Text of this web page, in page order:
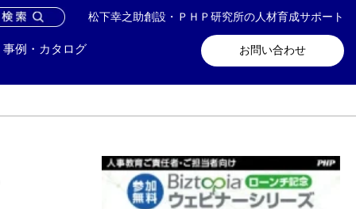
松下幸之助創設・ＰＨＰ研究所の人材育成サポート
お問い合わせ
事例・カタログ
い合わせ メールマガジン登録